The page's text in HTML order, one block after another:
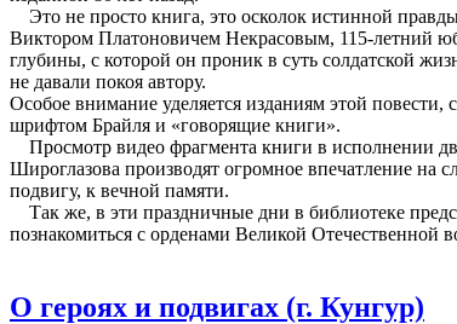
Это не просто книга, это осколок истинной
Виктором Платоновичем Некрасовым, 115-летний
глубины, с которой он проник в суть солдатской
не давали покоя автору.
Особое внимание уделяется изданиям этой
шрифтом Брайля и «говорящие книги».
Просмотр видео фрагмента книги в исполнении
Широглазова производят огромное впечатление на
подвигу, к вечной памяти.
Так же, в эти праздничные дни в библиотеке
познакомиться с орденами Великой
О героях и подвигах (г. Кунгур)